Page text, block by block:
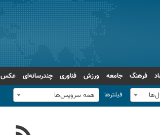
فرهنگ جامعه ورزش فناوری چندرسانه‌ای عکس
فیلترها همه سرویس‌ها